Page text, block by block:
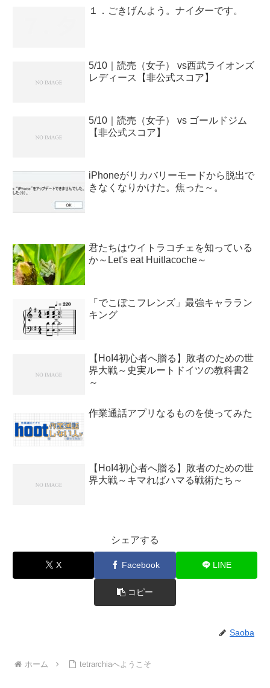
１．ごきげんよう。ナイ夕ーです。
5/10｜読売（女子） vs西武ライオンズ
レディース【非公式スコア】
5/10｜読売（女子） vs ゴールドジム
【非公式スコア】
iPhoneがリカバリーモードから脱出で
きなくなりかけた。焦った～。
君たちはウイトラコチェを知っている
か～Let's eat Huitlacoche～
「でこぼこフレンズ」最強キャララン
キング
【HoI4初心者へ贈る】敗者のための世
界大戦～史実ルートドイツの教科書2
～
作業通話アプリなるものを使ってみた
【HoI4初心者へ贈る】敗者のための世
界大戦～キマればハマる戦術たち～
シェアする
X Facebook LINE
コピー
Saoba
ホーム tetrarchiaへようこそ